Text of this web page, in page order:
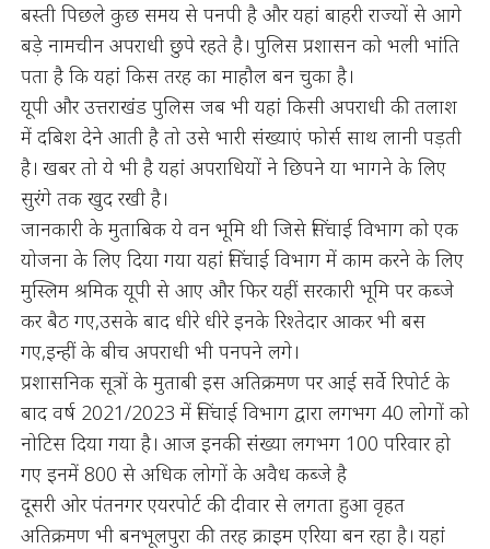
बस्ती पिछले कुछ समय से पनपी है और यहां बाहरी राज्यों से आगे
बड़े नामचीन अपराधी छुपे रहते है। पुलिस प्रशासन को भली भांति
पता है कि यहां किस तरह का माहौल बन चुका है।
यूपी और उत्तराखंड पुलिस जब भी यहां किसी अपराधी की तलाश
में दबिश देने आती है तो उसे भारी संख्याएं फोर्स साथ लानी पड़ती
है। खबर तो ये भी है यहां अपराधियों ने छिपने या भागने के लिए
सुरंगे तक खुद रखी है।
जानकारी के मुताबिक ये वन भूमि थी जिसे सिंचाई विभाग को एक
योजना के लिए दिया गया यहां सिंचाई विभाग में काम करने के लिए
मुस्लिम श्रमिक यूपी से आए और फिर यहीं सरकारी भूमि पर कब्जे
कर बैठ गए,उसके बाद धीरे धीरे इनके रिश्तेदार आकर भी बस
गए,इन्हीं के बीच अपराधी भी पनपने लगे।
प्रशासनिक सूत्रों के मुताबी इस अतिक्रमण पर आई सर्वे रिपोर्ट के
बाद वर्ष 2021/2023 में सिंचाई विभाग द्वारा लगभग 40 लोगों को
नोटिस दिया गया है। आज इनकी संख्या लगभग 100 परिवार हो
गए इनमें 800 से अधिक लोगों के अवैध कब्जे है
दूसरी ओर पंतनगर एयरपोर्ट की दीवार से लगता हुआ वृहत
अतिक्रमण भी बनभूलपुरा की तरह क्राइम एरिया बन रहा है। यहां